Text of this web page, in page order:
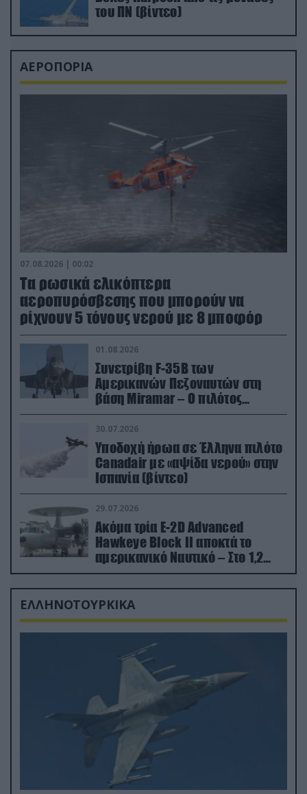
του ΠΝ (βίντεο)
ΑΕΡΟΠΟΡΙΑ
07.08.2026 | 00:02
Τα ρωσικά ελικόπτερα
αεροπυρόσβεσης που μπορούν να
ρίχνουν 5 τόνους νερού με 8 μποφόρ
01.08.2026
Συνετρίβη F-35B των
Αμερικανών Πεζοναυτών στη
βάση Miramar – Ο πιλότος
εκτινάχθηκε εγκαίρως
30.07.2026
Υποδοχή ήρωα σε Έλληνα πιλότο
Canadair με «αψίδα νερού» στην
Ισπανία (βίντεο)
29.07.2026
Ακόμα τρία E-2D Advanced
Hawkeye Block II αποκτά το
αμερικανικό Ναυτικό – Στο 1,2
δισ.δολάρια το κόστος
ΕΛΛΗΝΟΤΟΥΡΚΙΚΑ